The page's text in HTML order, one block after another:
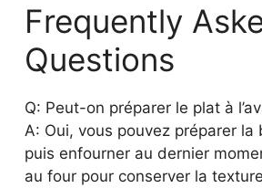
Frequently
Questions
Q: Peut-on préparer le plat à
A: Oui, vous pouvez préparer la
puis enfourner au dernier
au four pour conserver la